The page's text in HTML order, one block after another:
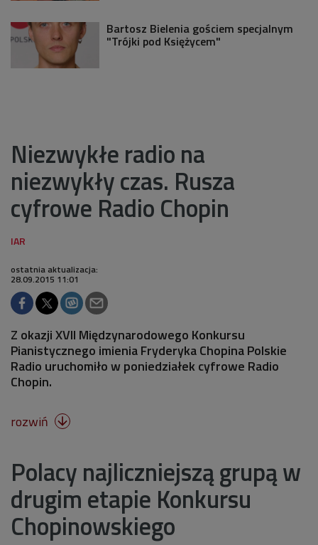
Bartosz Bielenia gościem specjalnym
"Trójki pod Księżycem"
Niezwykłe radio na
niezwykły czas. Rusza
cyfrowe Radio Chopin
ostatnia aktualizacja:
28.09.2015 11:01
Z okazji XVII Międzynarodowego Konkursu
Pianistycznego imienia Fryderyka Chopina Polskie
Radio uruchomiło w poniedziałek cyfrowe Radio
Chopin.
rozwiń 
Polacy najliczniejszą grupą w
drugim etapie Konkursu
Chopinowskiego